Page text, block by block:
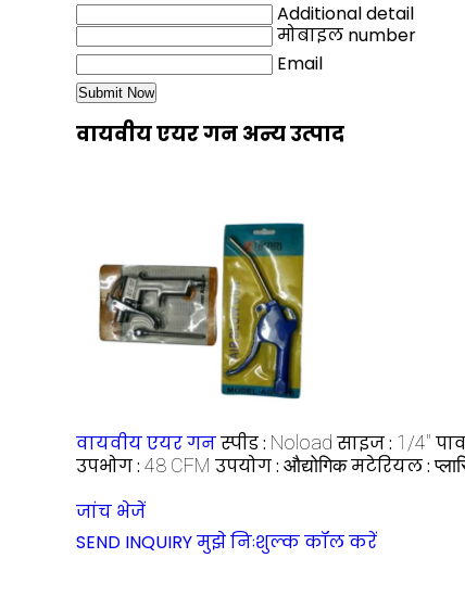
Additional detail
मोबाइल number
Email
वायवीय एयर गन अन्य उत्पाद
वायवीय एयर गनस्पीड : Noload साइज : 1/4"
उपभोग : 48 CFM उपयोग : औद्योगिकमटेरियल :
जांच भेजें
SEND INQUIRYमुझे निःशुल्क कॉल करें